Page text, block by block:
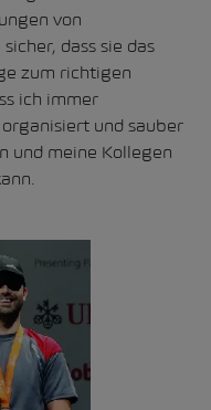
von
dass sie das
zum richtigen
ich immer
und sauber
und meine Kollegen